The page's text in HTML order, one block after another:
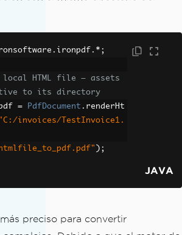
. ironpdf .*;
HTML file — assets
to its directory
= PdfDocument . renderHt
"C:/invoices/TestInvoice1.
);
JAVA
preciso para convertir